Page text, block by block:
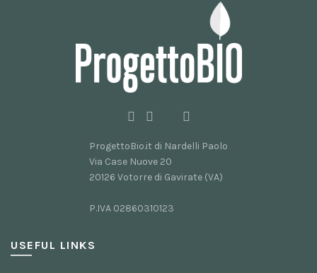
ProgettoBio.it di Nardelli Paolo
Via Case Nuove 20
20126 Votorre di Gavirate (VA)
P.IVA 02860310123
USEFUL LINKS